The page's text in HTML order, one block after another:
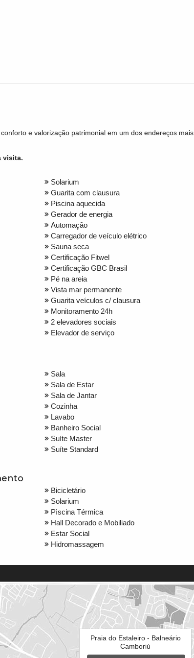
e valorização patrimonial em um dos endereços mais
visita.
Solarium
Guarita com clausura
Piscina aquecida
Gerador de energia
Automação
Carregador de veículo elétrico
Sauna seca
Certificação Fitwel
Certificação GBC Brasil
Pé na areia
Vista mar permanente
Guarita veículos c/ clausura
Monitoramento 24h
2 elevadores sociais
Elevador de serviço
Sala
Sala de Estar
Sala de Jantar
Cozinha
Lavabo
Banheiro Social
Suíte Master
Suíte Standard
Bicicletário
Solarium
Pìscina Térmica
Hall Decorado e Mobiliado
Estar Social
Hidromassagem
Praia do Estaleiro - Balneário
Camboriú